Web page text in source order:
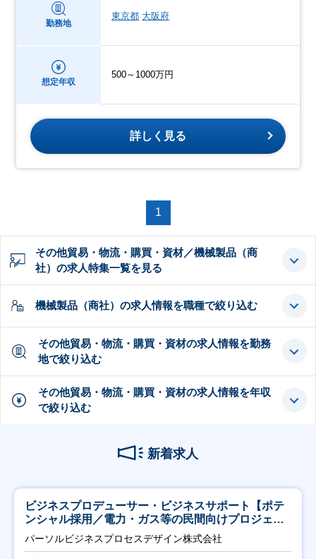
勤務地
東京都 大阪府
想定年収
500～1000万円
詳しく見る
1
その他貿易・物流・購買・資材／機械製品（商
社）の求人特集一覧を見る
機械製品（商社）の求人情報を職種で絞り込む
その他貿易・物流・購買・資材の求人情報を勤務
地で絞り込む
その他貿易・物流・購買・資材の求人情報を年収
で絞り込む
新着求人
ビジネスプロデューサー・ビジネスサポート【ポテ
ンシャル採用／電力・ガス等の民間向けプロジェク
ト推進】
パーソルビジネスプロセスデザイン株式会社